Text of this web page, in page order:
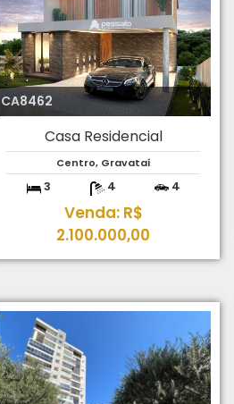
CA8462
Casa Residencial
Centro, Gravataí
3 4 4
Venda: R$
2.100.000,00